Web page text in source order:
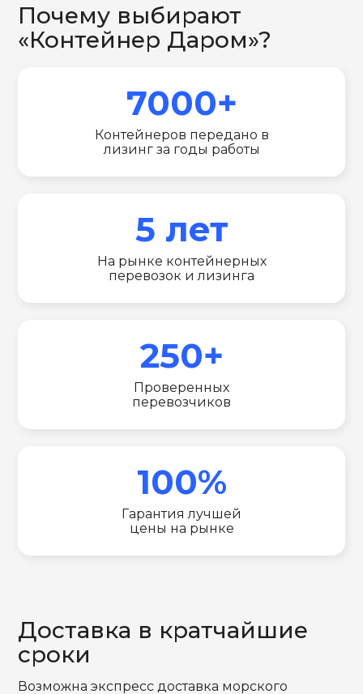
Почему выбирают
«Контейнер Даром»?
7000+
Контейнеров передано в
лизинг за годы работы
5 лет
На рынке контейнерных
перевозок и лизинга
250+
Проверенных
перевозчиков
100%
Гарантия лучшей
цены на рынке
Доставка в кратчайшие
сроки
Возможна экспресс доставка морского